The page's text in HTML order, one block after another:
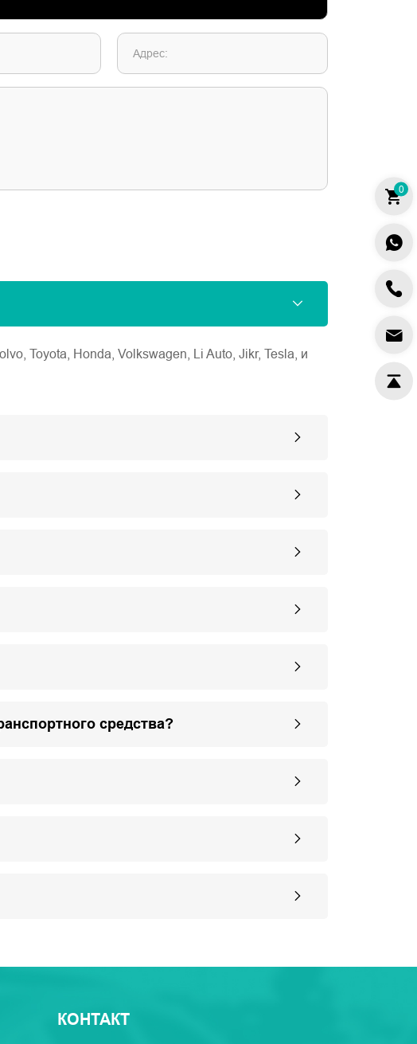
Адрес:
Toyota, Honda, Volkswagen, Li Auto, Jikr, Tesla, и
средства?
КОНТАКТ
0